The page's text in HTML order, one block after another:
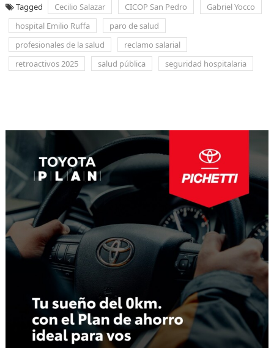
Tagged Cecilio Salazar CICOP San Pedro
Gabriel Yocco
hospital Emilio Ruffa
paro de salud
profesionales de la salud
reclamo salarial
retroactivos 2025
salud pública seguridad hospitalaria
entradas